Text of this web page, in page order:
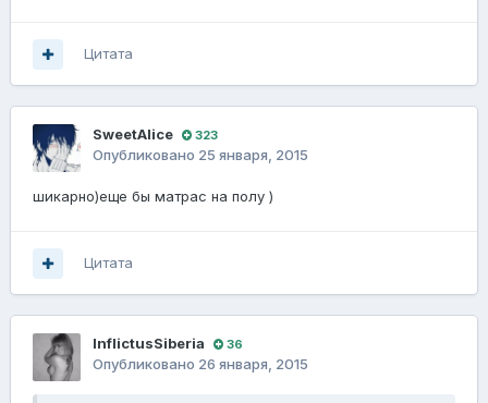
Цитата
SweetAlice 323
Опубликовано 25 января, 2015
шикарно)еще бы матрас на полу )
Цитата
InflictusSiberia 36
Опубликовано 26 января, 2015